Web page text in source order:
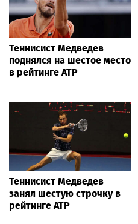
Теннисист Медведев
поднялся на шестое место
в рейтинге ATP
Теннисист Медведев
занял шестую строчку в
рейтинге ATP